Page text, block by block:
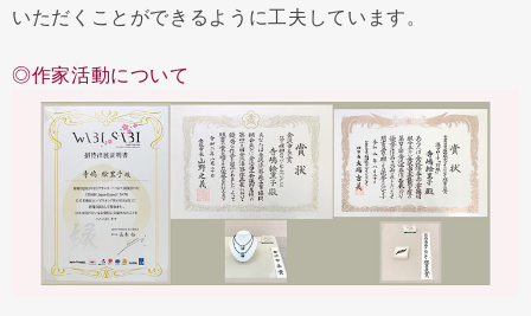
いただくことができるように工夫しています。
◎作家活動について